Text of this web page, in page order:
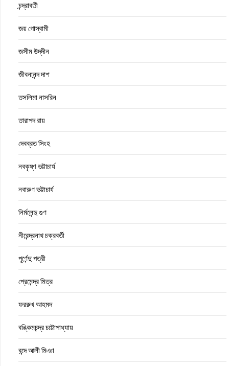
চন্দ্রাবতী
জয় গোস্বামী
জসীম উদ্‌দীন
জীবনানন্দ দাশ
তসলিমা নাসরিন
তারাপদ রায়
দেবব্রত সিংহ
নবকৃষ্ণ ভট্টাচার্য
নবারুণ ভট্টাচার্য
নির্মলেন্দু গুণ
নীরেন্দ্রনাথ চক্রবর্তী
পূর্ণেন্দু পত্রী
প্রেমেন্দ্র মিত্র
ফররুখ আহমদ
বঙ্কিমচন্দ্র চট্টোপাধ্যায়
বন্দে আলী মিঞা